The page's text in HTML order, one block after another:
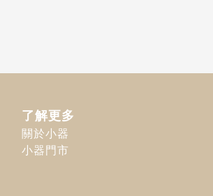
了解更多
關於小器
小器門市